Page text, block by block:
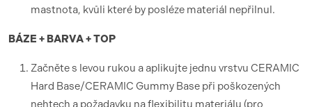
mastnota, kvůli které by posléze materiál nepřilnul.
BÁZE + BARVA + TOP
Začněte s levou rukou a aplikujte jednu vrstvu CERAMIC
Hard Base/CERAMIC Gummy Base při poškozených
nehtech a požadavku na flexibilitu materiálu (pro